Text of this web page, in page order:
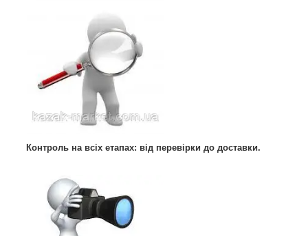
Контроль на всіх етапах: від перевірки до доставки.